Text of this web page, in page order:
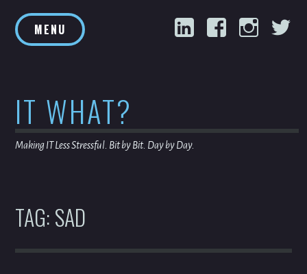
to
content
LinkedInFacebook
MENU
IT WHAT?
Making IT Less Stressful. Bit by Bit. Day by Day.
TAG:SAD